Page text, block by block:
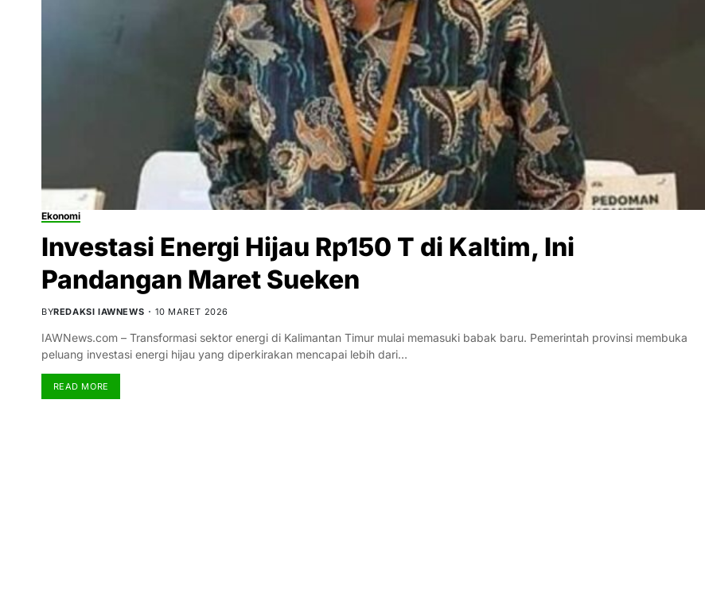
Ekonomi
Investasi Energi Hijau Rp150 T di Kaltim, Ini
Pandangan Maret Sueken
BYREDAKSI IAWNEWS 10 MARET 2026
IAWNews.com – Transformasi sektor energi di Kalimantan Timur mulai memasuki babak baru. Pemerintah provinsi membuka
peluang investasi energi hijau yang diperkirakan mencapai lebih dari…
READ MORE